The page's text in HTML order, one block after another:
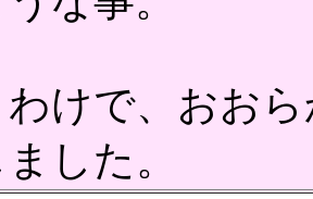
けで、おおら
した。